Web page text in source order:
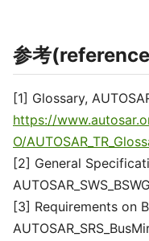
参考
[1] Glossary,
https://
O/
[2] General
[3] Requirements on